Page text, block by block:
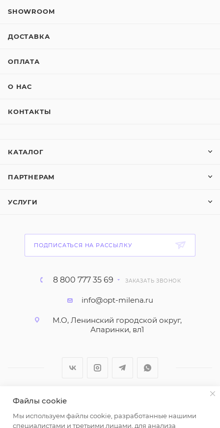
SHOWROOM
ДОСТАВКА
ОПЛАТА
О НАС
КОНТАКТЫ
КАТАЛОГ
ПАРТНЕРАМ
УСЛУГИ
ПОДПИСАТЬСЯ НА РАССЫЛКУ
8 800 777 35 69 ЗАКАЗАТЬ ЗВОНОК
info@opt-milena.ru
М.О, Ленинский городской округ,
Апаринки, вл1
2026 © ООО "Вайт Текстиль групп"
Любая информация на сайте носит справочный
Файлы cookie
Мы используем файлы cookie, разработанные нашими
специалистами и третьими лицами, для анализа